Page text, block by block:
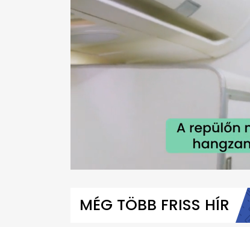
minute,
MÉG TÖBB FRISS HÍR